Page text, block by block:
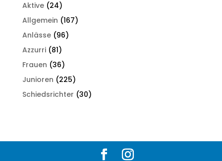
Aktive(24)
Allgemein (167)
Anlässe(96)
Azzurri(81)
Frauen (36)
Junioren (225)
Schiedsrichter (30)